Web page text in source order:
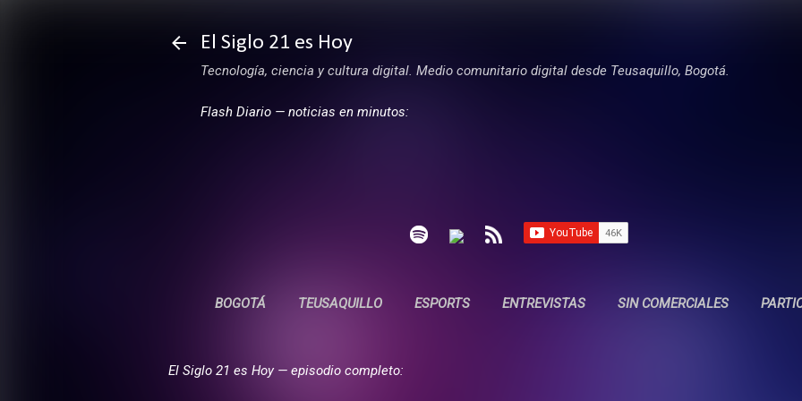
El Siglo 21 es Hoy
Tecnología, ciencia y cultura digital. Medio comunitario digital desde Teusaquillo, Bogotá.
Flash Diario — noticias en minutos:
BOGOTÁ TEUSAQUILLO ESPORTS ENTREVISTAS SIN COMERCIALES
El Siglo 21 es Hoy — episodio completo: